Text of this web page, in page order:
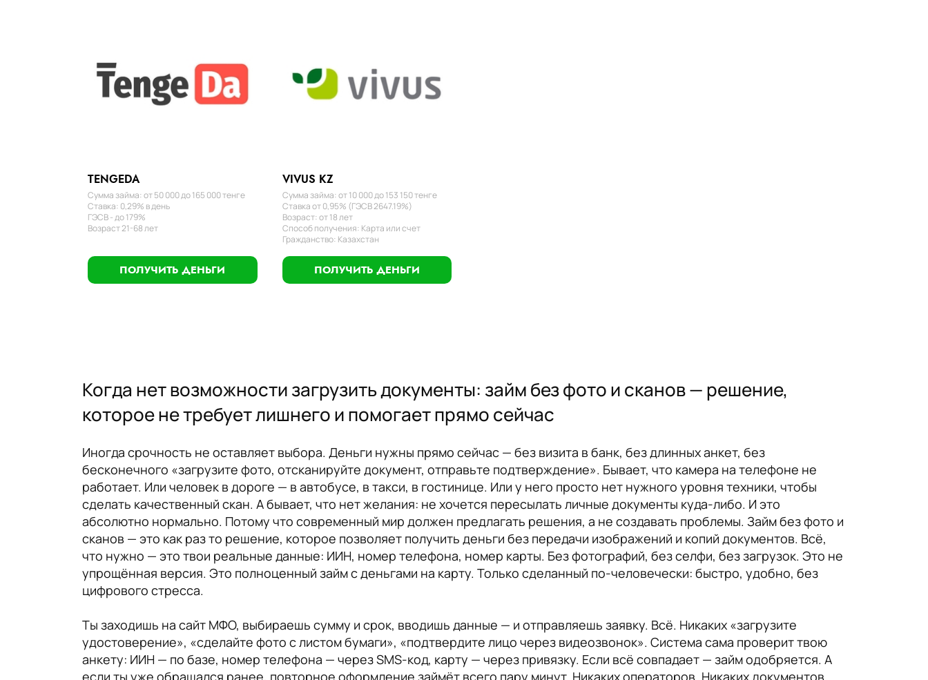
TENGEDA
Сумма займа: от 50 000 до 165 000 тенге
Ставка: 0,29% в день
ГЭСВ - до 179%
Возраст 21-68 лет
ПОЛУЧИТЬ ДЕНЬГИ
VIVUS KZ
Сумма займа: от 10 000 до 153 150 тенге
Ставка от 0,95% (ГЭСВ 2647.19%)
Возраст: от 18 лет
Способ получения: Карта или счет
Гражданство: Казахстан
ПОЛУЧИТЬ ДЕНЬГИ
Когда нет возможности загрузить документы: займ без фото и сканов — решение,
которое не требует лишнего и помогает прямо сейчас
Иногда срочность не оставляет выбора. Деньги нужны прямо сейчас — без визита в банк, без длинных анкет, без
бесконечного «загрузите фото, отсканируйте документ, отправьте подтверждение». Бывает, что камера на телефоне не
работает. Или человек в дороге — в автобусе, в такси, в гостинице. Или у него просто нет нужного уровня техники, чтобы
сделать качественный скан. А бывает, что нет желания: не хочется пересылать личные документы куда-либо. И это
абсолютно нормально. Потому что современный мир должен предлагать решения, а не создавать проблемы. Займ без фото и
сканов — это как раз то решение, которое позволяет получить деньги без передачи изображений и копий документов. Всё,
что нужно — это твои реальные данные: ИИН, номер телефона, номер карты. Без фотографий, без селфи, без загрузок. Это не
упрощённая версия. Это полноценный займ с деньгами на карту. Только сделанный по-человечески: быстро, удобно, без
цифрового стресса.
Ты заходишь на сайт МФО, выбираешь сумму и срок, вводишь данные — и отправляешь заявку. Всё. Никаких «загрузите
удостоверение», «сделайте фото с листом бумаги», «подтвердите лицо через видеозвонок». Система сама проверит твою
анкету: ИИН — по базе, номер телефона — через SMS-код, карту — через привязку. Если всё совпадает — займ одобряется. А
если ты уже обращался ранее, повторное оформление займёт всего пару минут. Никаких операторов. Никаких документов.